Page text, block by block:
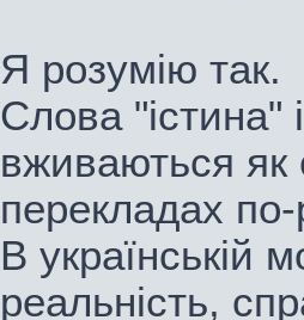
Я розумію так.
Слова "істина"
вживаються як
перекладах по-
В українській
реальність,